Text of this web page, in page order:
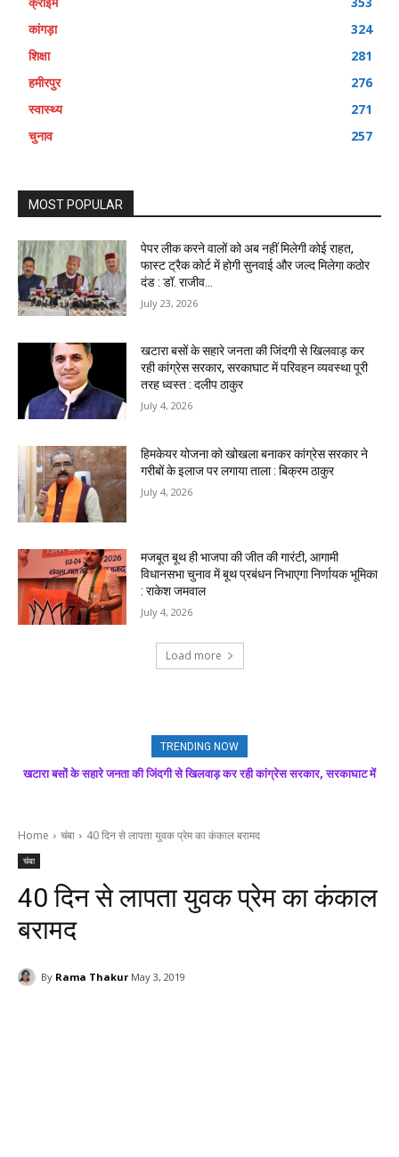
कांगड़ा
324
शिक्षा
281
हमीरपुर
276
स्वास्थ्य
271
चुनाव
257
MOST POPULAR
पेपर लीक करने वालों को अब नहीं मिलेगी कोई राहत,
फास्ट ट्रैक कोर्ट में होगी सुनवाई और जल्द मिलेगा कठोर
दंड : डॉ. राजीव...
July 23, 2026
खटारा बसों के सहारे जनता की जिंदगी से खिलवाड़ कर
रही कांग्रेस सरकार, सरकाघाट में परिवहन व्यवस्था पूरी
तरह ध्वस्त : दलीप ठाकुर
July 4, 2026
हिमकेयर योजना को खोखला बनाकर कांग्रेस सरकार ने
गरीबों के इलाज पर लगाया ताला : बिक्रम ठाकुर
July 4, 2026
मजबूत बूथ ही भाजपा की जीत की गारंटी, आगामी
विधानसभा चुनाव में बूथ प्रबंधन निभाएगा निर्णायक भूमिका
: राकेश जमवाल
July 4, 2026
Load more